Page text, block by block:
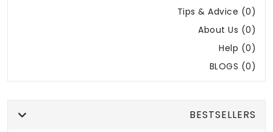
Tips & Advice (0)
About Us (0)
Help (0)
BLOGS (0)
BESTSELLERS